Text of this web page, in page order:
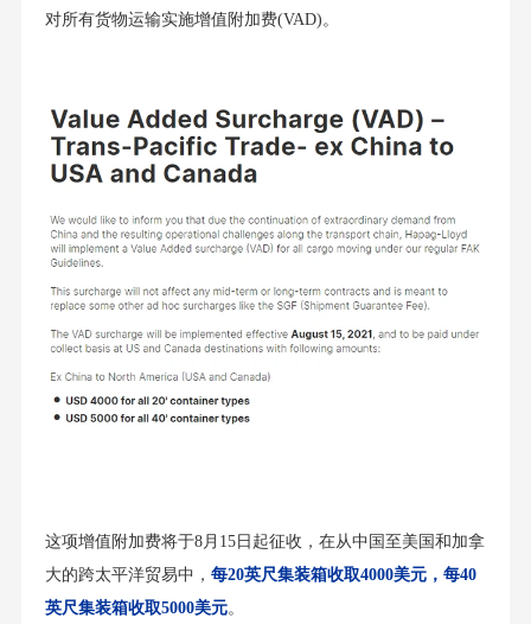
对所有货物运输实施增值附加费(VAD)。
这项增值附加费将于8月15日起征收，在从中国至美国和加拿
大的跨太平洋贸易中， 每20英尺集装箱收取4000美元，每40
英尺集装箱收取5000美元。